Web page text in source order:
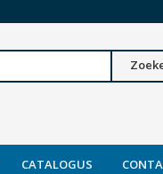
CATALOGUS